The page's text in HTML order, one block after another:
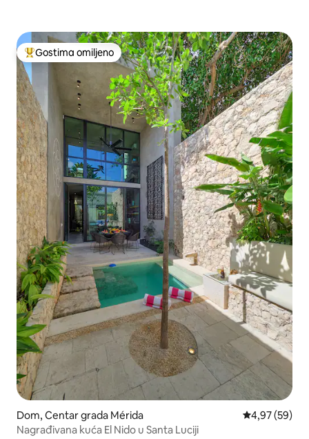
Najuspešniji među gostima omiljenim
Gostima omiljeno
Dom, Centar grada Mérida Prosečna
4,97 (59)
Nagrađivana kuća El Nido u Santa Luciji